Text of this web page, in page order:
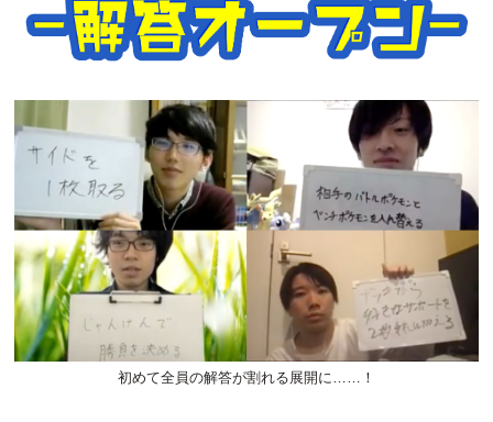
初めて全員の解答が割れる展開に……！